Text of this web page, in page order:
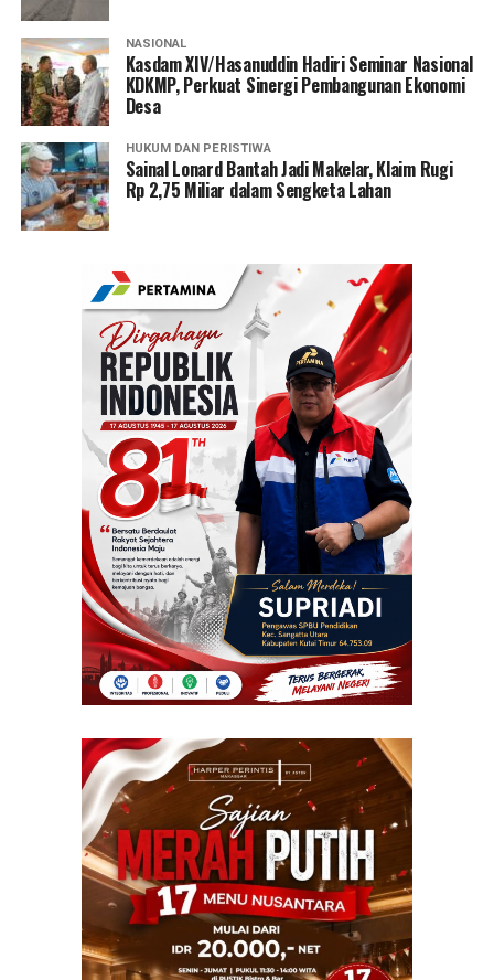
NASIONAL
Kasdam XIV/Hasanuddin Hadiri Seminar Nasional
KDKMP, Perkuat Sinergi Pembangunan Ekonomi
Desa
HUKUM DAN PERISTIWA
Sainal Lonard Bantah Jadi Makelar, Klaim Rugi
Rp 2,75 Miliar dalam Sengketa Lahan